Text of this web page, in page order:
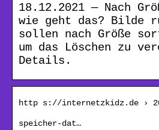
18.12.2021 — Nach
wie geht das? Bilde
sollen nach Größe
um das Löschen zu
Details.
http s://internetzkidz.de ›
speicher-dat…